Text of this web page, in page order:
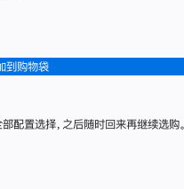
到购物袋
配置选择，之后随时回来再继续选购。